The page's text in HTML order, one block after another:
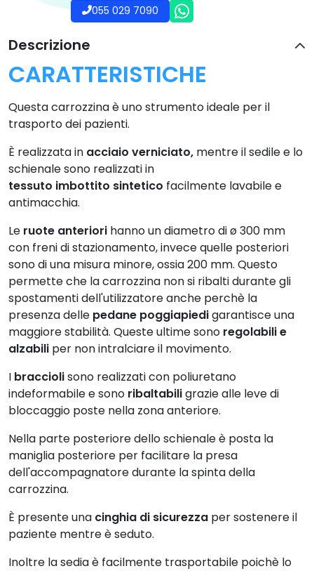
055 029 7090
Descrizione
CARATTERISTICHE
Questa carrozzina è uno strumento ideale per il
trasporto dei pazienti.
È realizzata in acciaio verniciato, mentre il sedile e lo
schienale sono realizzati in
tessuto imbottito sintetico facilmente lavabile e
antimacchia.
Le ruote anteriori hanno un diametro di ø 300 mm
con freni di stazionamento, invece quelle posteriori
sono di una misura minore, ossia 200 mm. Questo
permette che la carrozzina non si ribalti durante gli
spostamenti dell'utilizzatore anche perchè la
presenza delle pedane poggiapiedigarantisce una
maggiore stabilità. Queste ultime sono regolabili e
alzabili per non intralciare il movimento.
I bracciolisono realizzati con poliuretano
indeformabile e sono ribaltabiligrazie alle leve di
bloccaggio poste nella zona anteriore.
Nella parte posteriore dello schienale è posta la
maniglia posteriore per facilitare la presa
dell'accompagnatore durante la spinta della
carrozzina.
È presente una cinghia di sicurezza per sostenere il
paziente mentre è seduto.
Inoltre la sedia è facilmente trasportabile poichè lo